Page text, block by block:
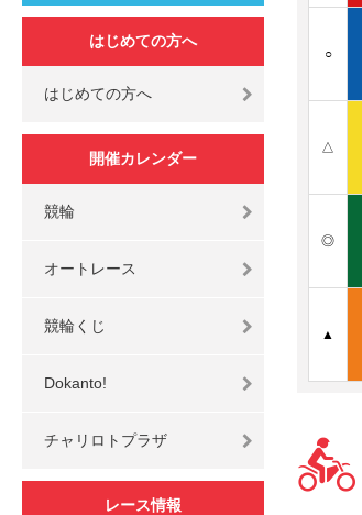
はじめての方へ
はじめての方へ
開催カレンダー
競輪
オートレース
競輪くじ
Dokanto!
チャリロトプラザ
レース情報
○
△
◎
▲